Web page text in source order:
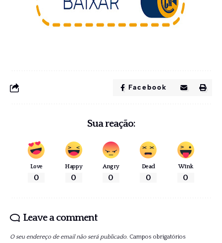
Facebook
Sua reação:
Love
0
Happy
0
Angry
0
Dead
0
Wink
0
Leave a comment
O seu endereço de email não será publicado. Campos obrigatórios